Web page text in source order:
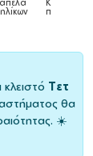
ειδικές
Τετ
θα
☀️